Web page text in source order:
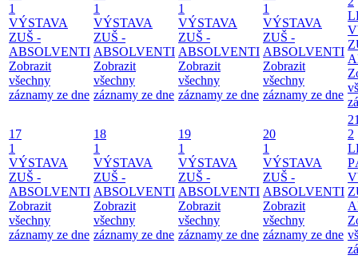
1
VÝSTAVA
ZUŠ -
ABSOLVENTI
Zobrazit
všechny
záznamy ze dne
1
VÝSTAVA
ZUŠ -
ABSOLVENTI
Zobrazit
všechny
záznamy ze dne
1
VÝSTAVA
ZUŠ -
ABSOLVENTI
Zobrazit
všechny
záznamy ze dne
1
VÝSTAVA
ZUŠ -
ABSOLVENTI
Zobrazit
všechny
záznamy ze dne
17
1
VÝSTAVA
ZUŠ -
ABSOLVENTI
Zobrazit
všechny
záznamy ze dne
18
1
VÝSTAVA
ZUŠ -
ABSOLVENTI
Zobrazit
všechny
záznamy ze dne
19
1
VÝSTAVA
ZUŠ -
ABSOLVENTI
Zobrazit
všechny
záznamy ze dne
20
1
VÝSTAVA
ZUŠ -
ABSOLVENTI
Zobrazit
všechny
záznamy ze dne
2